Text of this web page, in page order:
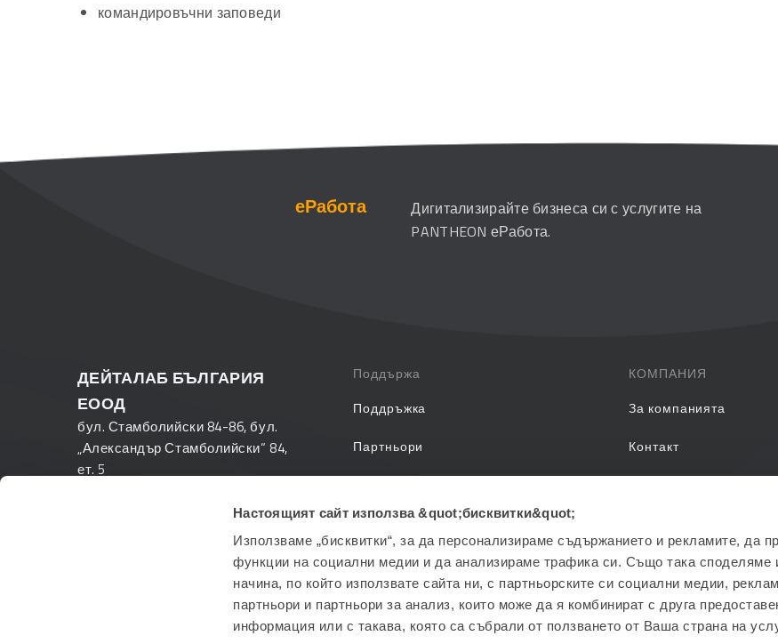
Настоящият сайт използва &quot;бисквитки&quot;
Използваме „бисквитки“, за да персонализираме съдържанието и рекламите, да
функции на социални медии и да анализираме трафика си. Също така споделяме
начина, по който използвате сайта ни, с партньорските си социални медии,
партньори и партньори за анализ, които може да я комбинират с друга
информация или с такава, която са събрали от ползването от Ваша страна на
командировъчни заповеди
еРабота
Дигитализирайте бизнеса си с услугите на
PANTHEON еРабота.
ДЕЙТАЛАБ БЪЛГАРИЯ
ЕООД
бул. Стамболийски 84-86, бул.
„Александър Стамболийски“ 84,
ет. 5
Поддържа
Поддръжка
Партньори
PANTHEON Обучения
КОМПАНИЯ
За компанията
Контакт